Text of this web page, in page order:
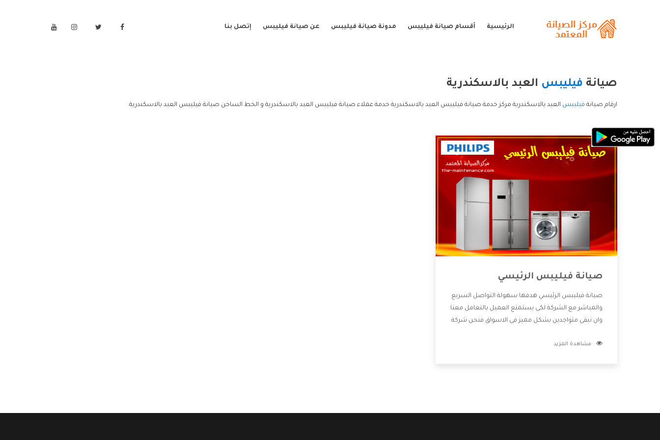
الرئيسية أقسام صيانة فيليبس مدونة صيانة فيليبس عن صيانة فيليبس إتصل بنا
صيانة فيليبس العبد بالاسكندرية
ارقام صيانة فيليبس العبد بالاسكندرية مركز خدمة صيانة فيليبس العبد بالاسكندرية خدمة عملاء صيانة فيليبس العبد بالاسكندرية و الخط الساخن صيانة فيليبس العبد بالاسكندرية.
صيانة فيليبس الرئيسي
صيانة فيليبس الرئيسي هدفها سهولة التواصل السريع
والمباشر مع الشركة لكى يستمتع العميل بالتعامل معنا
وان نبقى متواجدين بشكل مميز فى الاسواق فنحن شركة
بالخدمات التى تنفرد الشركة بها والتى تكون منها خدمة
مشاهدة المزيد